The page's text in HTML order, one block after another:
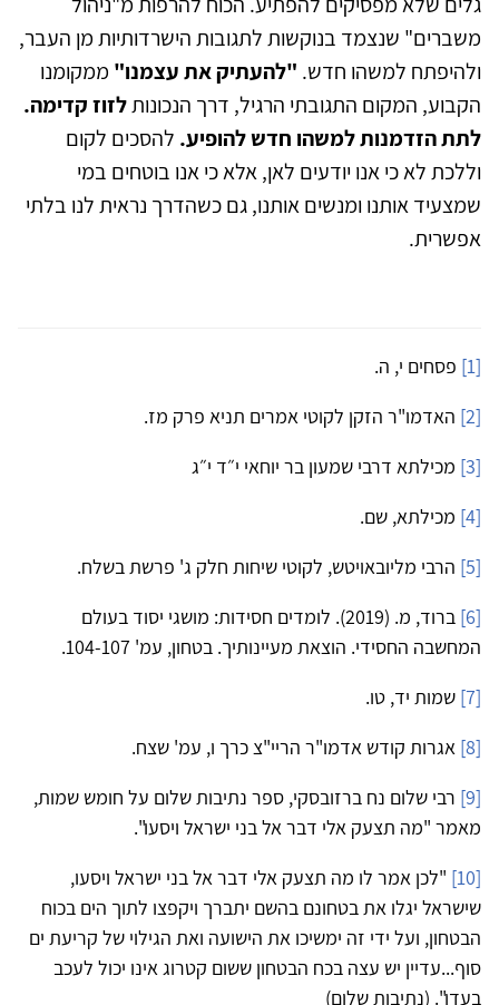
משברים" שנצמד בנוקשות לתגובות הישרדותיות מן העבר,
ולהיפתח למשהו חדש. "להעתיק את עצמנו" ממקומנו
הקבוע, המקום התגובתי הרגיל, דרך הנכונותלזוז קדימה.
לתת הזדמנות למשהו חדש להופיע. להסכים לקום
וללכת לא כי אנו יודעים לאן, אלא כי אנו בוטחים במי
שמצעיד אותנו ומנשים אותנו, גם כשהדרך נראית לנו בלתי
אפשרית.
[1] פסחים י, ה.
[2] האדמו"ר הזקן לקוטי אמרים תניא פרק מז.
[3] מכילתא דרבי שמעון בר יוחאי י״ד י״ג
[4] מכילתא, שם.
[5] הרבי מליובאויטש, לקוטי שיחות חלק ג' פרשת בשלח.
[6]
ברוד, מ. (2019). לומדים חסידות: מושגי יסוד בעולם
המחשבה החסידי. הוצאת מעיינותיך. בטחון, עמ' 104-107.
[7] שמות יד, טו.
[8] אגרות קודש אדמו"ר הריי"צ כרך ו, עמ' שצח.
[9] רבי שלום נח ברזובסקי, ספר נתיבות שלום על חומש שמות,
מאמר "מה תצעק אלי דבר אל בני ישראל ויסעו".
[10] "לכן אמר לו מה תצעק אלי דבר אל בני ישראל ויסעו,
שישראל יגלו את בטחונם בהשם יתברך ויקפצו לתוך הים בכוח
הבטחון, ועל ידי זה ימשיכו את הישועה ואת הגילוי של קריעת ים
סוף...עדיין יש עצה בכח הבטחון ששום קטרוג אינו יכול לעכב
בעדו". (נתיבות שלום)